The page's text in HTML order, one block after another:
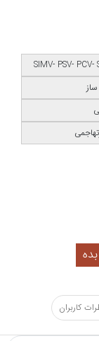
کاربران